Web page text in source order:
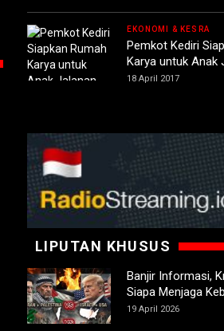
EKONOMI & KESRA
Pemkot Kediri
Karya untuk Anak
18 April 2017
LIPUTAN KHUSUS
Banjir Informasi,
Siapa Menjaga
19 April 2026